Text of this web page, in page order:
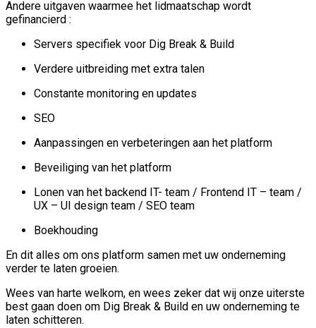
Andere uitgaven waarmee het lidmaatschap wordt
gefinancierd :
Servers specifiek voor Dig Break & Build
Verdere uitbreiding met extra talen
Constante monitoring en updates
SEO
Aanpassingen en verbeteringen aan het platform
Beveiliging van het platform
Lonen van het backend IT- team / Frontend IT – team /
UX – UI design team / SEO team
Boekhouding
En dit alles om ons platform samen met uw onderneming
verder te laten groeien.
Wees van harte welkom, en wees zeker dat wij onze uiterste
best gaan doen om Dig Break & Build en uw onderneming te
laten schitteren.